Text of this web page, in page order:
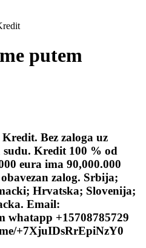
putem
Bez zaloga uz
Kredit 100 % od
eura ima 90,000.000
zalog. Srbija;
Hrvatska; Slovenija;
Email:
whatapp +15708785729
+7XjuIDsRrEpiNzY0